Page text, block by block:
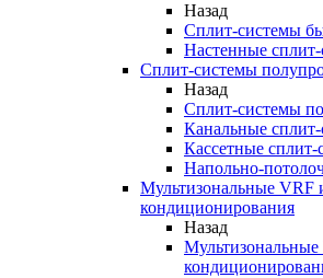
Назад
Сплит-системы
Настенные
Сплит-системы
Назад
Сплит-системы
Канальные
Кассетные сплит-
Напольно-
Мультизональные VRF
кондиционирования
Назад